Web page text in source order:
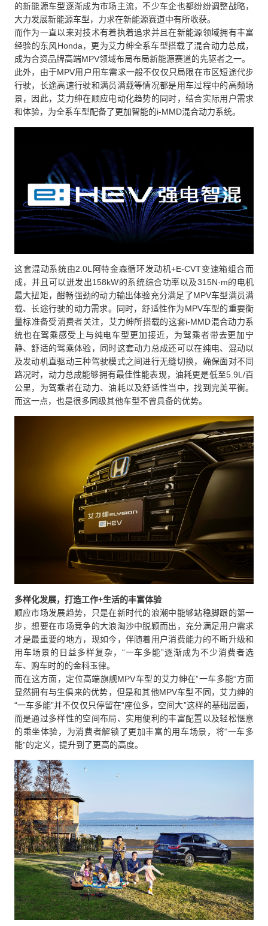
的新能源车型逐渐成为市场主流，不少车企也都纷纷调整战略，
大力发展新能源车型，力求在新能源赛道中有所收获。
而作为一直以来对技术有着执着追求并且在新能源领域拥有丰富
经验的东风Honda，更为艾力绅全系车型搭载了混合动力总成，
成为合资品牌高端MPV领域布局布局新能源赛道的先驱者之一。
此外，由于MPV用户用车需求一般不仅仅只局限在市区短途代步
行驶，长途高速行驶和满员满载等情况都是用车过程中的高频场
景，因此，艾力绅在顺应电动化趋势的同时，结合实际用户需求
和体验，为全系车型配备了更加智能的i-MMD混合动力系统。
这套混动系统由2.0L阿特金森循环发动机+E-CVT变速箱组合而
成，并且可以迸发出158kW的系统综合功率以及315N·m的电机
最大扭矩，酣畅强劲的动力输出体验充分满足了MPV车型满员满
载、长途行驶的动力需求。同时，舒适性作为MPV车型的重要衡
量标准备受消费者关注，艾力绅所搭载的这套i-MMD混合动力系
统也在驾乘感受上与纯电车型更加接近，为驾乘者带去更加宁
静、舒适的驾乘体验，同时这套动力总成还可以在纯电、混动以
及发动机直驱动三种驾驶模式之间进行无缝切换，确保面对不同
路况时，动力总成能够拥有最佳性能表现，油耗更是低至5.9L/百
公里，为驾乘者在动力、油耗以及舒适性当中，找到完美平衡。
而这一点，也是很多同级其他车型不曾具备的优势。
多样化发展，打造工作+生活的丰富体验
顺应市场发展趋势，只是在新时代的浪潮中能够站稳脚跟的第一
步，想要在市场竞争的大浪淘沙中脱颖而出，充分满足用户需求
才是最重要的地方，现如今，伴随着用户消费能力的不断升级和
用车场景的日益多样复杂，“一车多能”逐渐成为不少消费者选
车、购车时的的金科玉律。
而在这方面，定位高端旗舰MPV车型的艾力绅在”一车多能“方面
显然拥有与生俱来的优势，但是和其他MPV车型不同，艾力绅的
“一车多能”并不仅仅只停留在“座位多，空间大”这样的基础层面，
而是通过多样性的空间布局、实用便利的丰富配置以及轻松惬意
的乘坐体验，为消费者解锁了更加丰富的用车场景，将“一车多
能”的定义，提升到了更高的高度。